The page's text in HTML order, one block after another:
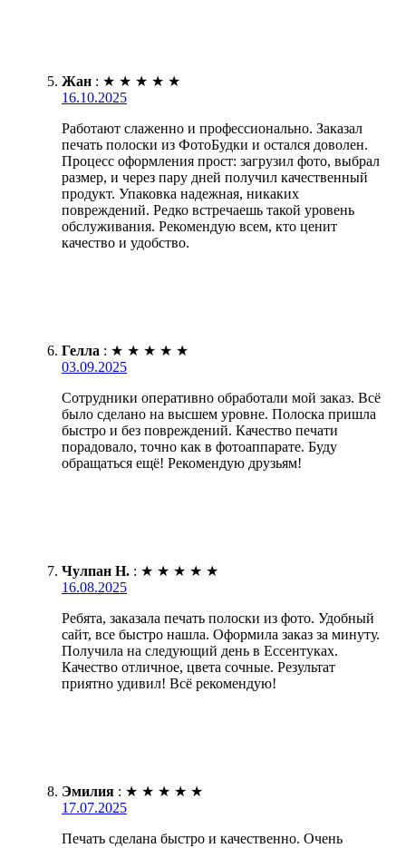
Жан : ★ ★ ★ ★ ★
16.10.2025
Работают слаженно и профессионально. Заказал
печать полоски из ФотоБудки и остался доволен.
Процесс оформления прост: загрузил фото, выбрал
размер, и через пару дней получил качественный
продукт. Упаковка надежная, никаких
повреждений. Редко встречаешь такой уровень
обслуживания. Рекомендую всем, кто ценит
качество и удобство.
Гелла : ★ ★ ★ ★ ★
03.09.2025
Сотрудники оперативно обработали мой заказ. Всё
было сделано на высшем уровне. Полоска пришла
быстро и без повреждений. Качество печати
порадовало, точно как в фотоаппарате. Буду
обращаться ещё! Рекомендую друзьям!
Чулпан Н. : ★ ★ ★ ★ ★
16.08.2025
Ребята, заказала печать полоски из фото. Удобный
сайт, все быстро нашла. Оформила заказ за минуту.
Получила на следующий день в Ессентуках.
Качество отличное, цвета сочные. Результат
приятно удивил! Всё рекомендую!
Эмилия : ★ ★ ★ ★ ★
17.07.2025
Печать сделана быстро и качественно. Очень